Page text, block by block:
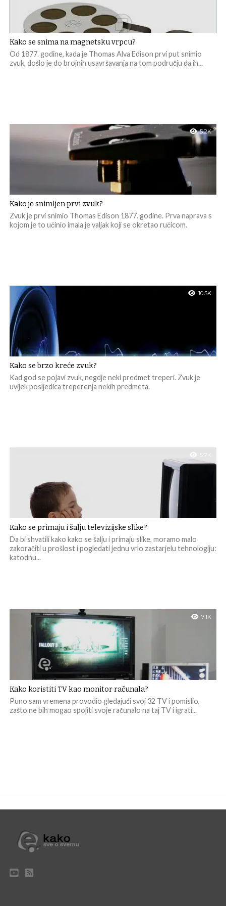
Kako se snima na magnetsku vrpcu?
Od 1877. godine, kada je Thomas Alva Edison prvi put snimio
zvuk, došlo je do brojnih usavršavanja na tom području da ih...
5.2K
Kako je snimljen prvi zvuk?
Zvuk je prvi snimio Thomas Edison 1877. godine. Prva naprava s
kojom je to učinio imala je valjak koji se okretao ručicom.
10.5K
Kako se brzo kreće zvuk?
Kad god se pojavi zvuk, negdje neki predmet treperi. Zvuk je
uvijek posljedica treperenja nekih predmeta.
5.7K
Kako se primaju i šalju televizijske slike?
Da bi shvatili kako kako se šalju i primaju slike, moramo malo
zakoračiti u prošlost i pogledati jednu vrlo zastarjelu tehnologiju:
katodnu...
7.1K
Kako koristiti TV kao monitor računala?
Puno sam vremena provodio gledajući svoj 32 TV i pomislio,
zašto ne bih mogao spojiti svoje računalo na taj TV i igrati...